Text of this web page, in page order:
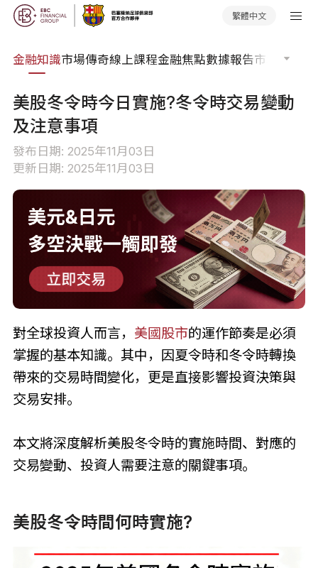
繁體中文
金融知識市場傳奇線上課程金融焦點數據報告市場分析
美股冬令時今日實施?冬令時交易變動
及注意事項
發布日期: 2025年11月03日
更新日期: 2025年11月03日
對全球投資人而言， 美國股市的運作節奏是必須
掌握的基本知識。其中，因夏令時和冬令時轉換
帶來的交易時間變化，更是直接影響投資決策與
交易安排。
本文將深度解析美股冬令時的實施時間、對應的
交易變動、投資人需要注意的關鍵事項。
美股冬令時間何時實施?